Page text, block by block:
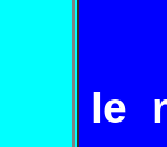
le